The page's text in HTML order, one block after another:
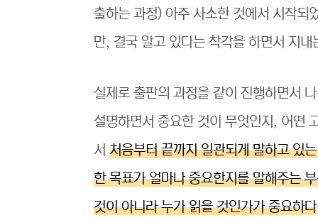
출하는 과정) 아주 사소한 것에서 시작되
만, 결국 알고 있다는 착각을 하면서 지내
실제로 출판의 과정을 같이 진행하면서
설명하면서 중요한 것이 무엇인지, 어떤
서 처음부터 끝까지 일관되게 말하고 있
한 목표가 얼마나 중요한지를 말해주는
것이 아니라 누가 읽을 것인가가 중요하다